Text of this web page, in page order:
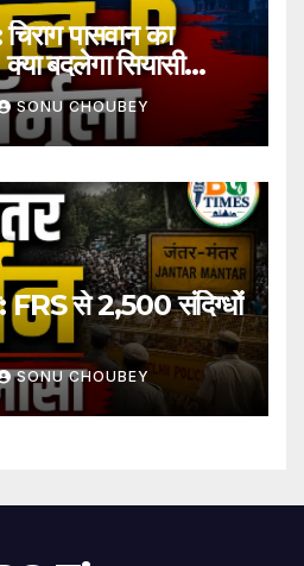
पासवान का
बदलेगा सियासी
SONU CHOUBEY
FRS से 2,500 संदिग्धों
SONU CHOUBEY